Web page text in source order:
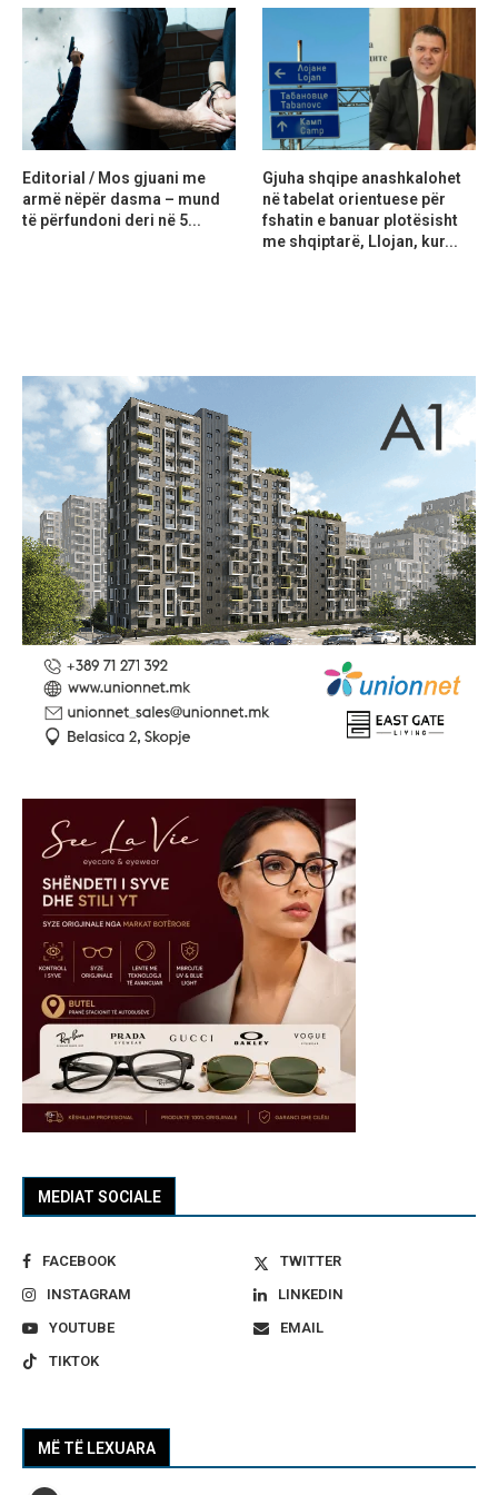
MEDIAT SOCIALE
FACEBOOK
TWITTER
INSTAGRAM
LINKEDIN
YOUTUBE
EMAIL
TIKTOK
MË TË LEXUARA
Editorial / Mos gjuani me
armë nëpër dasma – mund
të përfundoni deri në 5...
Gjuha shqipe anashkalohet
në tabelat orientuese për
fshatin e banuar plotësisht
me shqiptarë, Llojan, kur...